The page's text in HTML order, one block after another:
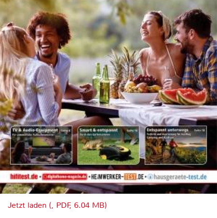
Jetzt laden (, PDF, 6.04 MB)